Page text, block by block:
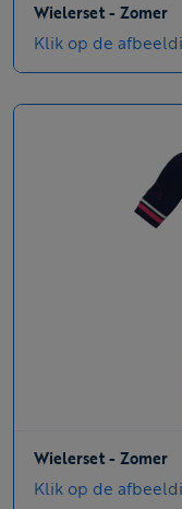
Wielerset - Zomer
Klik op de
Wielerset - Zomer
Klik op de